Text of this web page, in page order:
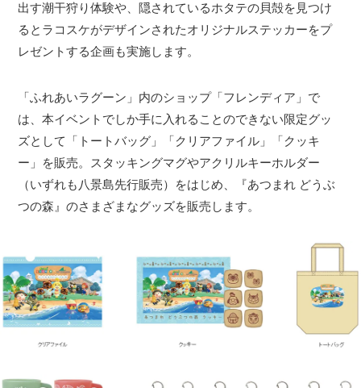
出す潮干狩り体験や、隠されているホタテの貝殻を見つけ
るとラコスケがデザインされたオリジナルステッカーをプ
レゼントする企画も実施します。
「ふれあいラグーン」内のショップ「フレンディア」で
は、本イベントでしか手に入れることのできない限定グッ
ズとして「トートバッグ」「クリアファイル」「クッキ
ー」を販売。スタッキングマグやアクリルキーホルダー
（いずれも八景島先行販売）をはじめ、『あつまれ どうぶ
つの森』のさまざまなグッズを販売します。